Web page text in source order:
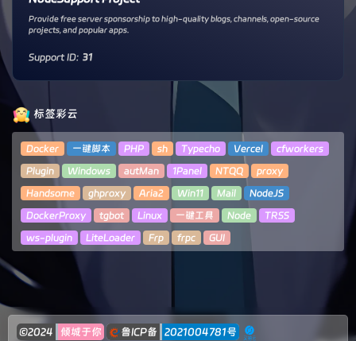
Provide free server sponsorship to high-quality blogs, channels, open-source
projects, and popular apps.
Support ID: 31
标签彩云
Docker 一键脚本 PHP sh Typecho Vercel
cfworkers
Plugin
Windows autMan 1Panel NTQQ
proxy
Handsome
ghproxy Aria2 Win11 Mail
NodeJS
DockerProxy
tgbot Linux 一键工具 Node
TRSS
ws-plugin
LiteLoader Frp frpc GUI
©2024 倾城于你 鲁ICP备 2021004781号